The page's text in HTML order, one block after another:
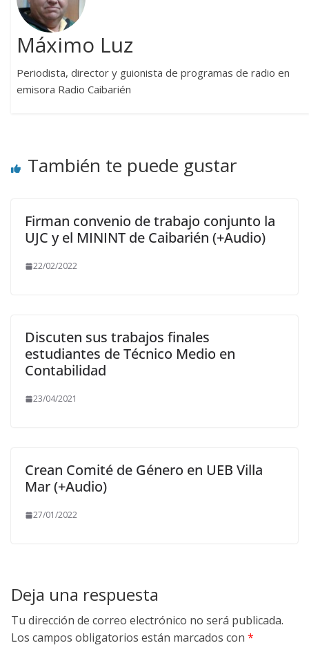
Máximo Luz
Periodista, director y guionista de programas de radio en
emisora Radio Caibarién
También te puede gustar
Firman convenio de trabajo conjunto la
UJC y el MININT de Caibarién (+Audio)
22/02/2022
Discuten sus trabajos finales
estudiantes de Técnico Medio en
Contabilidad
23/04/2021
Crean Comité de Género en UEB Villa
Mar (+Audio)
27/01/2022
Deja una respuesta
Tu dirección de correo electrónico no será publicada.
Los campos obligatorios están marcados con *